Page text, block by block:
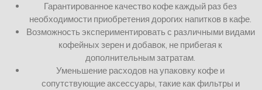
Гарантированное качество кофе каждый раз без
необходимости приобретения дорогих напитков в кафе.
Возможность экспериментировать с различными видами
кофейных зерен и добавок, не прибегая к
дополнительным затратам.
Уменьшение расходов на упаковку кофе и
сопутствующие аксессуары, такие как фильтры и